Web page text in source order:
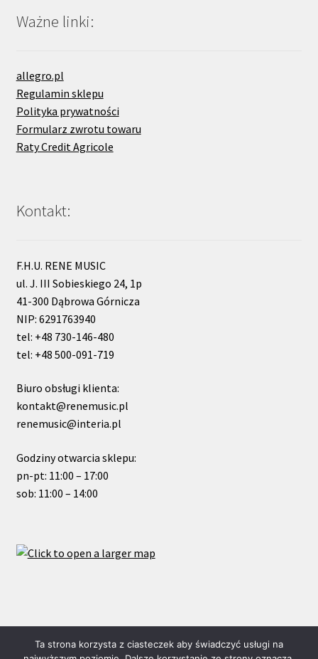
Ważne linki:
allegro.pl
Regulamin sklepu
Polityka prywatności
Formularz zwrotu towaru
Raty Credit Agricole
Kontakt:
F.H.U. RENE MUSIC
ul. J. III Sobieskiego 24, 1p
41-300 Dąbrowa Górnicza
NIP: 6291763940
tel: +48 730-146-480
tel: +48 500-091-719
Biuro obsługi klienta:
kontakt@renemusic.pl
renemusic@interia.pl
Godziny otwarcia sklepu:
pn-pt: 11:00 – 17:00
sob: 11:00 – 14:00
© ReneMusic 2019 Powered by Michal Zalas
Ta strona korzysta z ciasteczek aby świadczyć usługi na